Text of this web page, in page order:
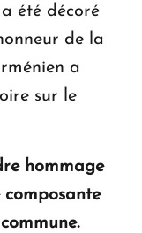
été décoré
de la
a
sur le
hommage
composante